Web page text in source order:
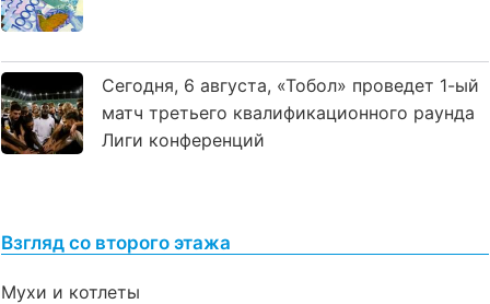
Сегодня, 6 августа, «Тобол» проведет 1-ый
матч третьего квалификационного раунда
Лиги конференций
Взгляд со второго этажа
Мухи и котлеты